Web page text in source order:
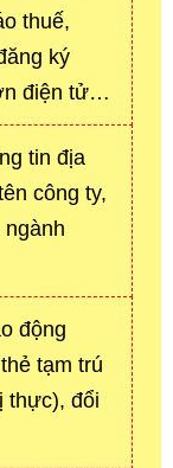
thuế,
ký
điện tử…
tin địa
công ty,
ngành
động
tạm trú
thực), đổi